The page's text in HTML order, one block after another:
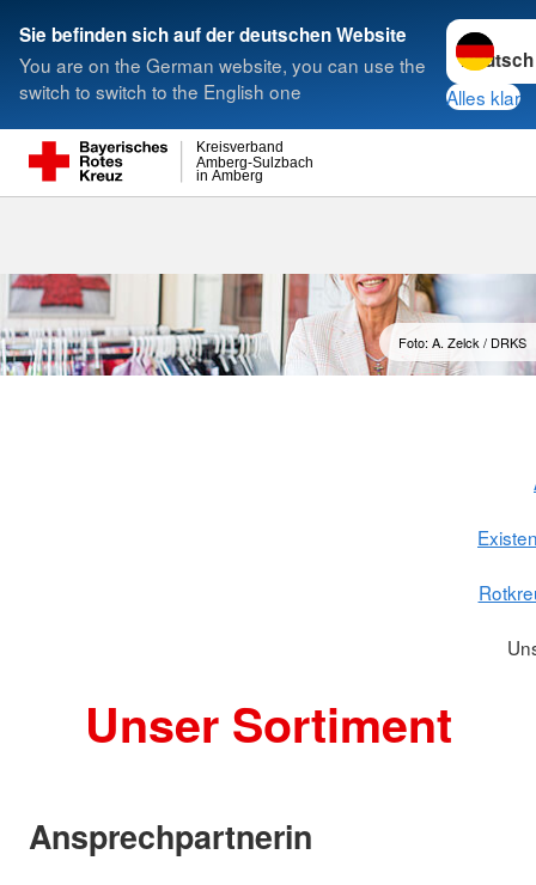
Sie befinden sich auf der deutschen Website
You are on the German website, you can use the
switch to switch to the English one
Sprache
Alles klar
in Amberg
Amberg-Sulzbach
Kreisverband
Suche
Foto: A. Zelck / DRKS
Unser Sortiment
Ansprechpartnerin